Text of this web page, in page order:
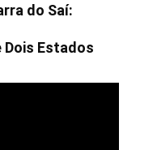
do Saí:
Dois Estados